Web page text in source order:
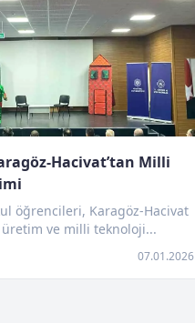
Milli
öğrencileri, Karagöz‑Hacivat
ve milli teknoloji...
07.01.2026